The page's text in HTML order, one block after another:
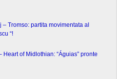
– Tromso: partita movimentata al
“!
Heart of Midlothian: “Águias” pronte